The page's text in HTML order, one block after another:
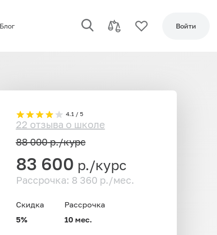
Войти
4.1 / 5
22 отзыва о школе
88 000р./курс
83 600 р./курс
Рассрочка: 8 360 р./мес.
Скидка
5%
Рассрочка
10 мес.